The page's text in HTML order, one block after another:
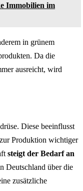
Immobilien im
in grünem
Da die
ausreicht, wird
Diese beeinflusst
Produktion wichtiger
steigt der Bedarf an
Deutschland über die
zusätzliche